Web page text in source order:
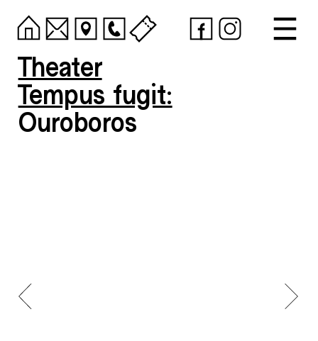
Theater
Tempus fugit:
Ouroboros